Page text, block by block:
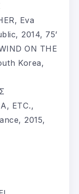
Eva
2014, 75’
ON THE
Korea,
ETC.,
2015,